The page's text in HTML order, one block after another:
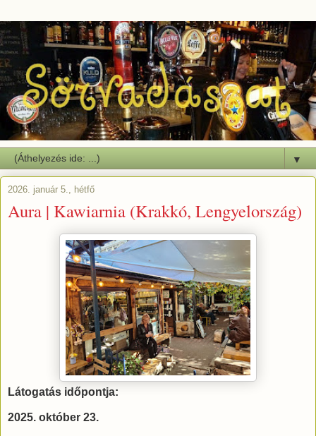
▼
2026. január 5., hétfő
Aura | Kawiarnia (Krakkó, Lengyelország)
Látogatás időpontja:
2025. október 23.